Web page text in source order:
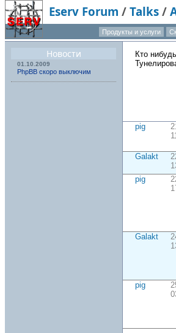
Eserv Forum / Talks /
Продукты и услуги
Новости
01.10.2009
PhpBB скоро выключим
Кто
pig
Galakt
pig
Galakt
pig